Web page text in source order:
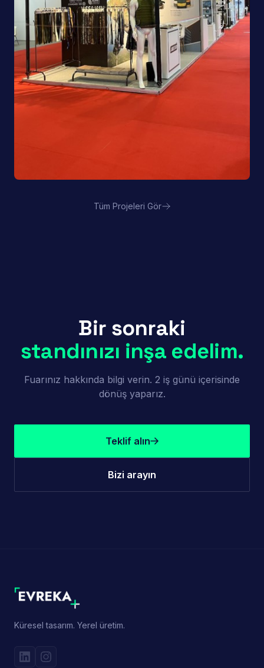
Çin Savunma Sanayii Pavyonu | IDEF
Tüm Projeleri Gör
Bir sonraki
standınızı inşa edelim.
Fuarınız hakkında bilgi verin. 2 iş günü içerisinde
dönüş yaparız.
Teklif alın
Bizi arayın
Küresel tasarım. Yerel üretim.